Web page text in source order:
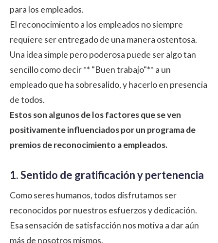
para los empleados.
El reconocimiento a los empleados no siempre
requiere ser entregado de una manera ostentosa.
Una idea simple pero poderosa puede ser algo tan
sencillo como decir ** "Buen trabajo"** a un
empleado que ha sobresalido, y hacerlo en presencia
de todos.
Estos son algunos de los factores que se ven
positivamente influenciados por un programa de
premios de reconocimiento a empleados.
1. Sentido de gratificación y pertenencia
Como seres humanos, todos disfrutamos ser
reconocidos por nuestros esfuerzos y dedicación.
Esa sensación de satisfacción nos motiva a dar aún
más de nosotros mismos.